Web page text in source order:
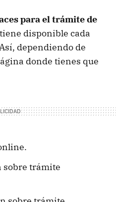
para el trámite de
disponible cada
dependiendo de
donde tienes que
sobre trámite